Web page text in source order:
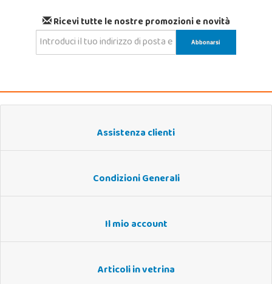
Ricevi tutte le nostre promozioni e novità
Assistenza clienti
Condizioni Generali
Il mio account
Articoli in vetrina